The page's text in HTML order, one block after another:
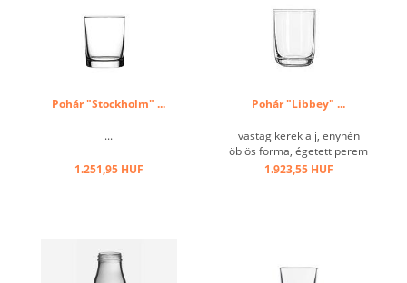
Pohár "Stockholm" ...
...
1.251,95 HUF
Pohár "Libbey" ...
vastag kerek alj, enyhén
öblös forma, égetett perem
...
1.923,55 HUF